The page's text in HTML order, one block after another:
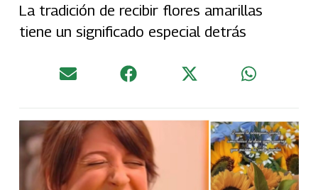
La tradición de recibir flores amarillas
tiene un significado especial detrás